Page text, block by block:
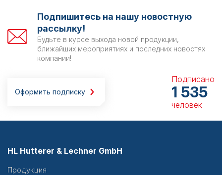
Подпишитесь на нашу новостную
рассылку!
Будьте в курсе выхода новой продукции,
ближайших мероприятиях и последних новостях
компании!
Оформить подписку
Подписано
1 535
человек
HL Hutterer & Lechner GmbH
Продукция